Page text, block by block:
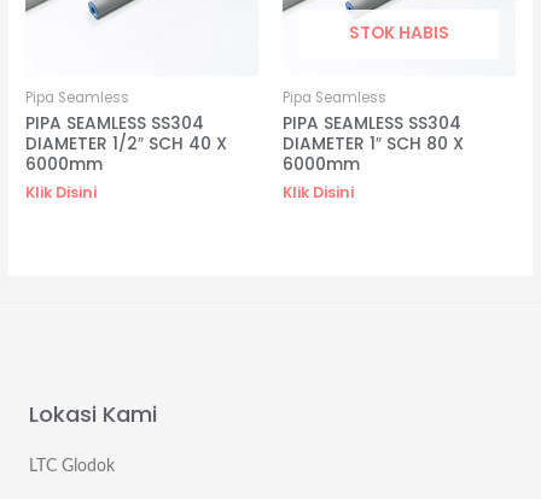
Pipa Seamless
PIPA SEAMLESS SS304
DIAMETER 1/2″ SCH 40 X
6000mm
Klik Disini
STOK HABIS
Pipa Seamless
PIPA SEAMLESS SS304
DIAMETER 1″ SCH 80 X
6000mm
Klik Disini
Lokasi Kami
LTC Glodok